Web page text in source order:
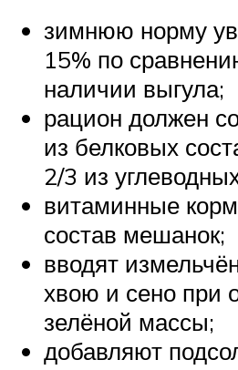
зимнюю норму
15% по
наличии выгула;
рацион должен
из белковых
2/3 из
витаминные
состав мешанок;
вводят
хвою и сено при
зелёной массы;
добавляют